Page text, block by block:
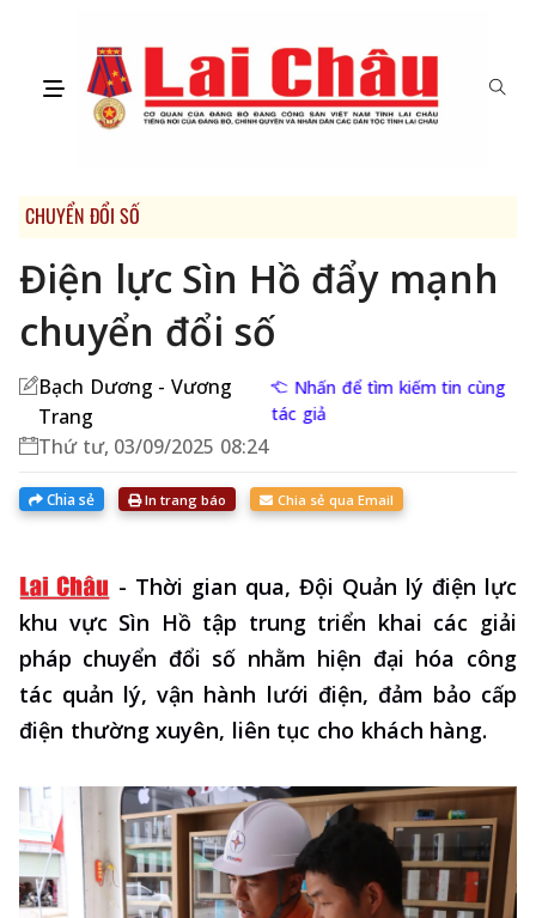
CHUYỂN ĐỔI SỐ
Điện lực Sìn Hồ đẩy mạnh
chuyển đổi số
Bạch Dương - Vương
Trang
Nhấn để tìm kiếm tin cùng
tác giả
Thứ tư, 03/09/2025 08:24
Chia sẻ In trang báo Chia sẻ qua Email
- Thời gian qua, Đội Quản lý điện lực
khu vực Sìn Hồ tập trung triển khai các giải
pháp chuyển đổi số nhằm hiện đại hóa công
tác quản lý, vận hành lưới điện, đảm bảo cấp
điện thường xuyên, liên tục cho khách hàng.